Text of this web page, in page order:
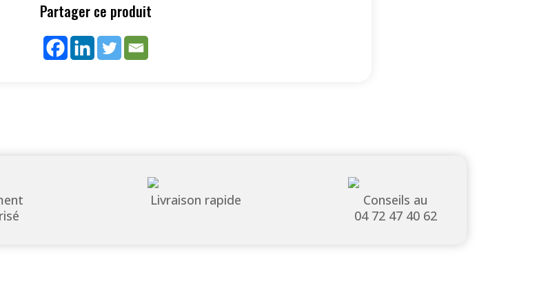
Partager ce produit
Livraison rapide
Conseils au
04 72 47 40 62